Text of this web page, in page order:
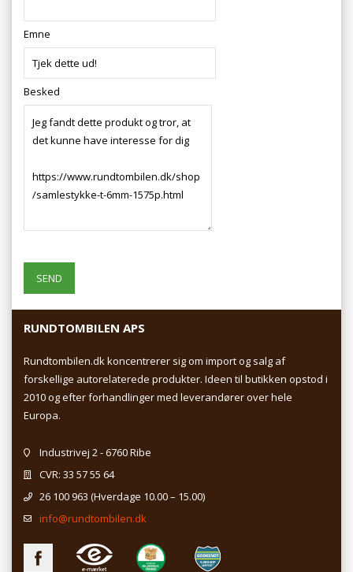
Emne
Besked
RUNDTOMBILEN APS
Rundtombilen.dk koncentrerer sig om import og salg af
forskellige autorelaterede produkter. Ideen til butikken opstod i
2010 og efter forhandlinger med leverandører over hele
Europa.
Industrivej 2 - 6760 Ribe
CVR: 33 57 55 64
26 100 963 (Hverdage 10.00 – 15.00)
info@rundtombilen.dk